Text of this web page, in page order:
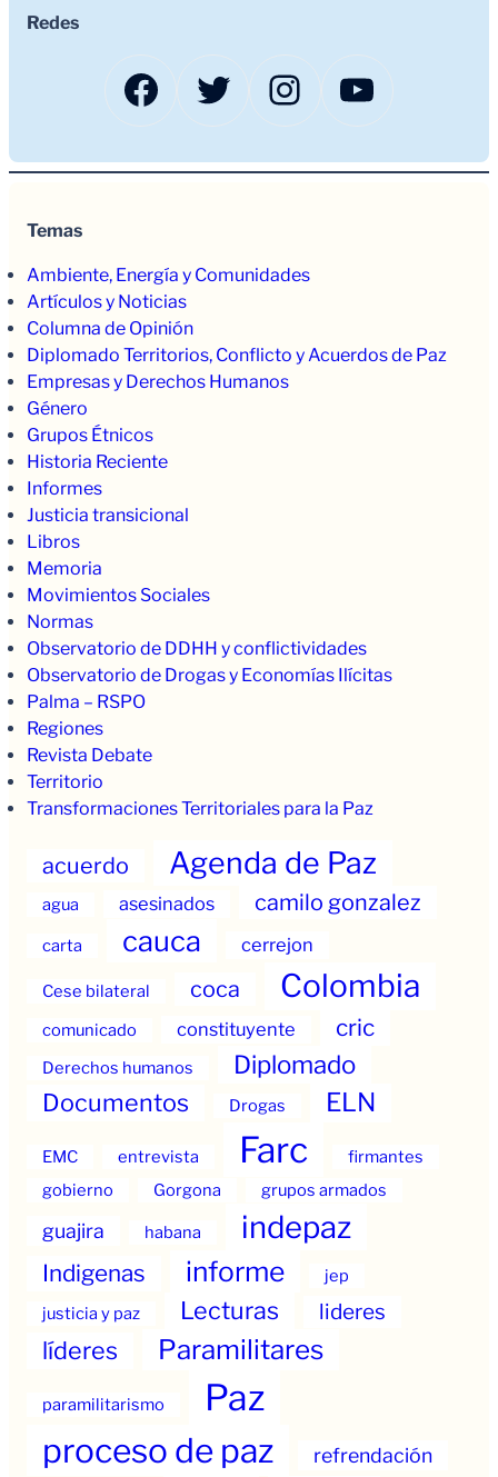
Redes
Facebook
TwitterInstagram
Temas
Ambiente, Energía y Comunidades
Artículos y Noticias
Columna de Opinión
Diplomado Territorios, Conflicto y Acuerdos de Paz
Empresas y Derechos Humanos
Género
Grupos Étnicos
Historia Reciente
Informes
Justicia transicional
Libros
Memoria
Movimientos Sociales
Normas
Observatorio de DDHH y conflictividades
Observatorio de Drogas y Economías Ilícitas
Palma – RSPO
Regiones
Revista Debate
Territorio
Transformaciones Territoriales para la Paz
acuerdo Agenda de Paz
agua asesinados camilo gonzalez
carta cauca cerrejon
Cese bilateral coca Colombia
comunicado constituyente cric
Derechos humanos Diplomado
Documentos Drogas ELN
EMC entrevista Farc
firmantes
gobierno
Gorgona grupos armados
guajira habana indepaz
Indigenas informe
jep
justicia y paz
Lecturas lideres
líderes Paramilitares
paramilitarismo Paz
proceso de paz refrendación